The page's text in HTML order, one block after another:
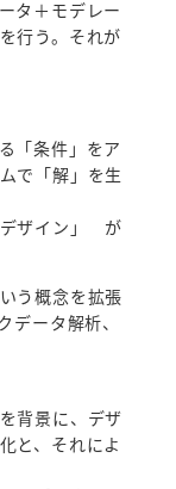
タ＋モデレー
行う。それが
「条件」をア
で「解」を生
ザイン」 が
う概念を拡張
データ解析、
背景に、デザ
と、それによ